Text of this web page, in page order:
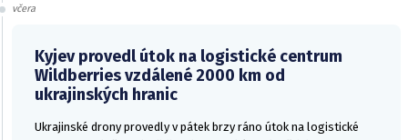
včera
Kyjev provedl útok na logistické centrum
Wildberries vzdálené 2000 km od
ukrajinských hranic
Ukrajinské drony provedly v pátek brzy ráno útok na logistické